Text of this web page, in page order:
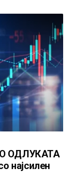
ОДЛУКАТА
најсилен